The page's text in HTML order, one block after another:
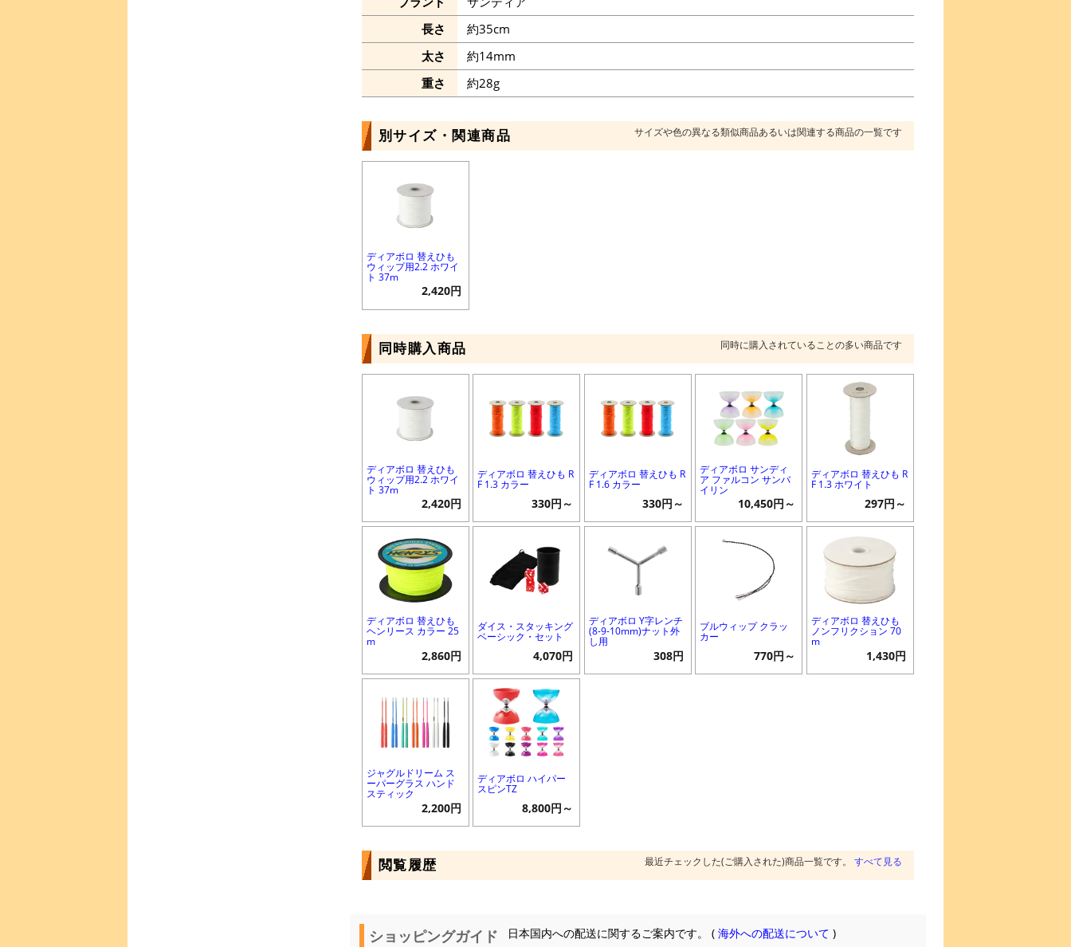
長さ
約35cm
太さ
約14mm
重さ
約28g
別サイズ・関連商品 サイズや色の異なる類似商品あるいは関連する商品の一覧です
ディアボロ 替えひも
ウィップ用2.2 ホワイ
ト 37m
2,420円
同時購入商品 同時に購入されていることの多い商品です
ディアボロ 替えひも
ウィップ用2.2 ホワイ
ト 37m
2,420円
ディアボロ 替えひも R
F 1.3 カラー
330円～
ディアボロ 替えひも R
F 1.6 カラー
330円～
ディアボロ サンディ
ア ファルコン サンバ
イリン
10,450円～
ディアボロ 替えひも R
F 1.3 ホワイト
297円～
ディアボロ 替えひも
ヘンリース カラー 25
m
2,860円
ダイス・スタッキング
ベーシック・セット
4,070円
ディアボロ Y字レンチ
(8-9-10mm)ナット外
し用
308円
ブルウィップ クラッ
カー
770円～
ディアボロ 替えひも
ノンフリクション 70
m
1,430円
ジャグルドリーム ス
ーパーグラス ハンド
スティック
2,200円
ディアボロ ハイパー
スピンTZ
8,800円～
閲覧履歴 最近チェックした(ご購入された)商品一覧です。 すべて見る
ショッピングガイド 日本国内への配送に関するご案内です。 (海外への配送について )